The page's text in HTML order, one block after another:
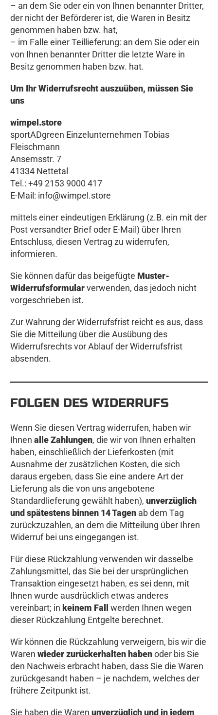
r
h
l
n
*
– an dem Sie oder ein von Ihnen benannter Dritter,
der nicht der Beförderer ist, die Waren in Besitz
genommen haben bzw. hat,
– im Falle einer Teillieferung: an dem Sie oder ein
von Ihnen benannter Dritter die letzte Ware in
Besitz genommen haben bzw. hat.
Um Ihr Widerrufsrecht auszuüben, müssen Sie
uns
wimpel.store
sportADgreen Einzelunternehmen Tobias
Fleischmann
Ansemsstr. 7
41334 Nettetal
Tel.: +49 2153 9000 417
E-Mail: info@wimpel.store
mittels einer eindeutigen Erklärung (z.B. ein mit der
Post versandter Brief oder E-Mail) über Ihren
Entschluss, diesen Vertrag zu widerrufen,
informieren.
Sie können dafür das beigefügte Muster-
Widerrufsformularverwenden, das jedoch nicht
vorgeschrieben ist.
Zur Wahrung der Widerrufsfrist reicht es aus, dass
Sie die Mitteilung über die Ausübung des
Widerrufsrechts vor Ablauf der Widerrufsfrist
absenden.
FOLGEN DES WIDERRUFS
Wenn Sie diesen Vertrag widerrufen, haben wir
Ihnen alle Zahlungen, die wir von Ihnen erhalten
haben, einschließlich der Lieferkosten (mit
Ausnahme der zusätzlichen Kosten, die sich
daraus ergeben, dass Sie eine andere Art der
Lieferung als die von uns angebotene
Standardlieferung gewählt haben), unverzüglich
und spätestens binnen 14 Tagenab dem Tag
zurückzuzahlen, an dem die Mitteilung über Ihren
Widerruf bei uns eingegangen ist.
Für diese Rückzahlung verwenden wir dasselbe
Zahlungsmittel, das Sie bei der ursprünglichen
Transaktion eingesetzt haben, es sei denn, mit
Ihnen wurde ausdrücklich etwas anderes
vereinbart; in keinem Fall
werden Ihnen wegen
dieser Rückzahlung Entgelte berechnet.
Wir können die Rückzahlung verweigern, bis wir die
Waren wieder zurückerhalten habenoder bis Sie
den Nachweis erbracht haben, dass Sie die Waren
zurückgesandt haben – je nachdem, welches der
frühere Zeitpunkt ist.
Sie haben die Waren unverzüglich und in jedem